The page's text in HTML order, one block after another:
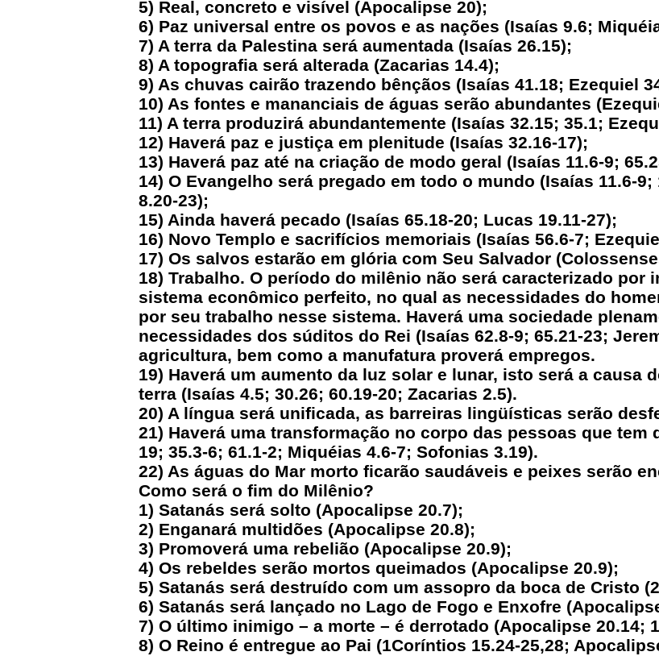
5) Real, concreto e visível (Apocalipse 20);
6) Paz universal entre os povos e as nações (Isaías 9.6;
7) A terra da Palestina será aumentada (Isaías 26.15);
8) A topografia será alterada (Zacarias 14.4);
9) As chuvas cairão trazendo bênçãos (Isaías 41.18; Ezequiel
10) As fontes e mananciais de águas serão abundantes
11) A terra produzirá abundantemente (Isaías 32.15; 35.1;
12) Haverá paz e justiça em plenitude (Isaías 32.16-17);
13) Haverá paz até na criação de modo geral (Isaías 11.6-9;
14) O Evangelho será pregado em todo o mundo (Isaías 11.6-9;
8.20-23);
15) Ainda haverá pecado (Isaías 65.18-20; Lucas 19.11-27);
16) Novo Templo e sacrifícios memoriais (Isaías 56.6-7;
17) Os salvos estarão em glória com Seu Salvador
18) Trabalho. O período do milênio não será caracterizado por
sistema econômico perfeito, no qual as necessidades do
por seu trabalho nesse sistema. Haverá uma sociedade
necessidades dos súditos do Rei (Isaías 62.8-9; 65.21-23;
agricultura, bem como a manufatura proverá empregos.
19) Haverá um aumento da luz solar e lunar, isto será a causa
terra (Isaías 4.5; 30.26; 60.19-20; Zacarias 2.5).
20) A língua será unificada, as barreiras lingüísticas serão
21) Haverá uma transformação no corpo das pessoas que tem
19; 35.3-6; 61.1-2; Miquéias 4.6-7; Sofonias 3.19).
22) As águas do Mar morto ficarão saudáveis e peixes serão
Como será o fim do Milênio?
1) Satanás será solto (Apocalipse 20.7);
2) Enganará multidões (Apocalipse 20.8);
3) Promoverá uma rebelião (Apocalipse 20.9);
4) Os rebeldes serão mortos queimados (Apocalipse 20.9);
5) Satanás será destruído com um assopro da boca de Cristo
6) Satanás será lançado no Lago de Fogo e Enxofre
7) O último inimigo – a morte – é derrotado (Apocalipse 20.14;
8) O Reino é entregue ao Pai (1Coríntios 15.24-25,28;